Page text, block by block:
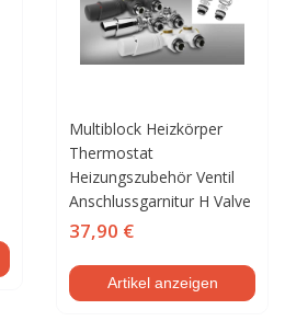
Multiblock Heizkörper
Thermostat
Heizungszubehör Ventil
Anschlussgarnitur H Valve
37,90 €
Artikel anzeigen